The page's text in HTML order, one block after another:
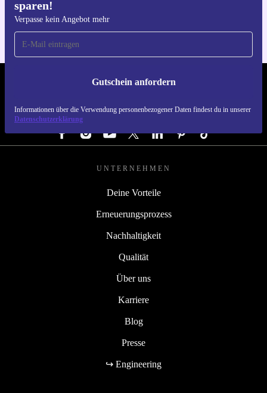
sparen!
Verpasse kein Angebot mehr
Gutschein anfordern
Informationen über die Verwendung personenbezogener Daten findest du in unserer
Datenschutzerklärung
REFURBED DEUTSCHLAND - RETHINK NEW.
FOLGE UNS
UNTERNEHMEN
Deine Vorteile
Erneuerungsprozess
Nachhaltigkeit
Qualität
Über uns
Karriere
Blog
Presse
↪ Engineering